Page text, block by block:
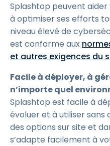
Splashtop peuvent
à optimiser ses efforts
niveau élevé de
est conforme aux
et autres exigences du
Facile à déployer, à
n’importe quel
Splashtop est facile à
évoluer et à utiliser sans
des options sur site et
s’adapte facilement à